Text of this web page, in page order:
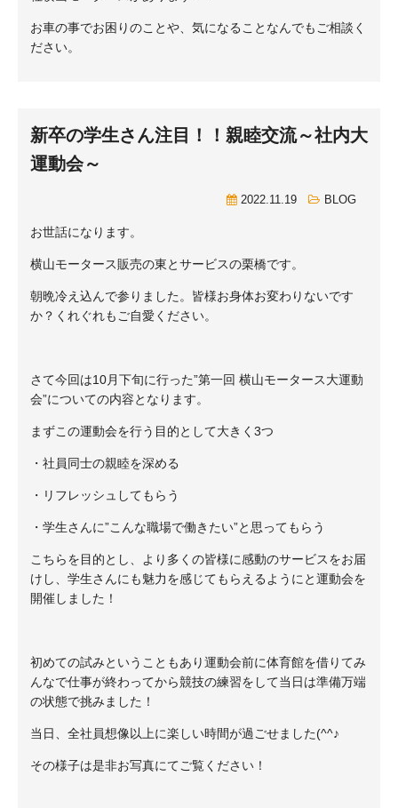
お車の事でお困りのことや、気になることなんでもご相談く
ださい。
新卒の学生さん注目！！親睦交流～社内大
運動会～
2022.11.19 BLOG
お世話になります。
横山モータース販売の東とサービスの栗橋です。
朝晩冷え込んで参りました。皆様お身体お変わりないです
か？くれぐれもご自愛ください。
さて今回は10月下旬に行った”第一回 横山モータース大運動
会”についての内容となります。
まずこの運動会を行う目的として大きく3つ
・社員同士の親睦を深める
・リフレッシュしてもらう
・学生さんに”こんな職場で働きたい”と思ってもらう
こちらを目的とし、より多くの皆様に感動のサービスをお届
けし、学生さんにも魅力を感じてもらえるようにと運動会を
開催しました！
初めての試みということもあり運動会前に体育館を借りてみ
んなで仕事が終わってから競技の練習をして当日は準備万端
の状態で挑みました！
当日、全社員想像以上に楽しい時間が過ごせました(^^♪
その様子は是非お写真にてご覧ください！